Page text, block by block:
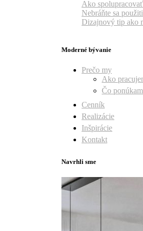
Ako
Nebráňte sa
Dizajnový tip ako
Moderné bývanie
Prečo my
Ako
Čo
Cenník
Realizácie
Inšpirácie
Kontakt
Navrhli sme